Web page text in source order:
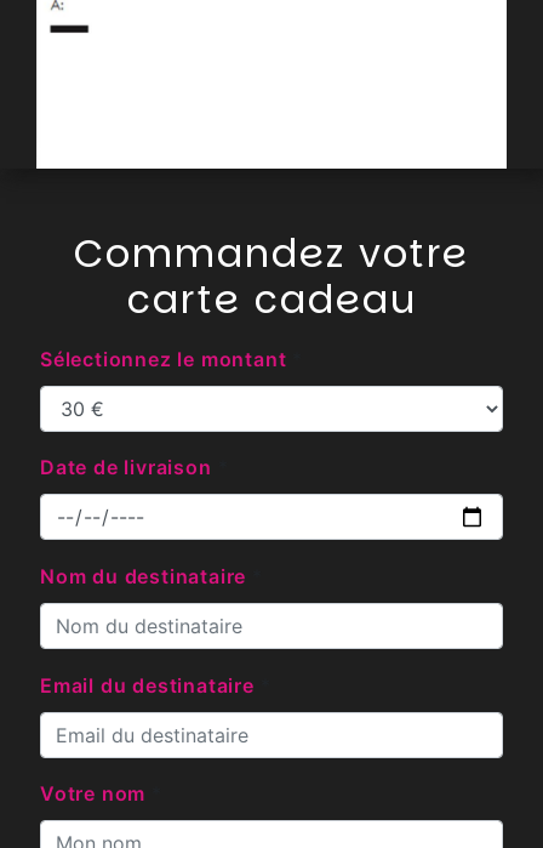
Commandez votre
carte cadeau
Sélectionnez le montant
Date de livraison
Nom du destinataire
Email du destinataire
Votre nom